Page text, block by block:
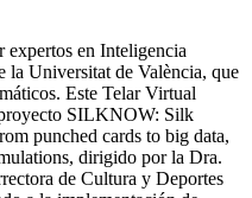
expertos en Inteligencia
Universitat de València, que
Este Telar Virtual
SILKNOW: Silk
punched cards to big data,
dirigido por la Dra.
de Cultura y Deportes